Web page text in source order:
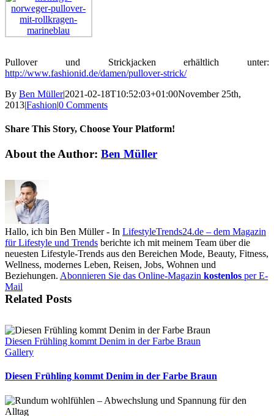
Pullover und Strickjacken erhältlich unter:
http://www.fashionid.de/damen/pullover-strick/
By Ben Müller|2021-02-18T10:52:03+01:00November 25th,
2013|Fashion|0 Comments
Share This Story, Choose Your Platform!
Facebook
X
Reddit
LinkedIn
Tumblr
Pinterest
Vk
Email
About the Author: Ben Müller
Hallo, ich bin Ben Müller - In LifestyleTrends24.de – dem Magazin
für Lifestyle und Trends berichte ich mit meinem Team über die
neuesten Lifestyle-Trends aus den Bereichen Mode, Beauty, Fitness,
Wellness, modernes Leben, Reisen, Jobs, Wohnen und
Beziehungen. Abonnieren Sie das Online-Magazin kostenlos per E-
Mail
Related Posts
Diesen Frühling kommt Denim in der Farbe Braun
Gallery
Diesen Frühling kommt Denim in der Farbe Braun